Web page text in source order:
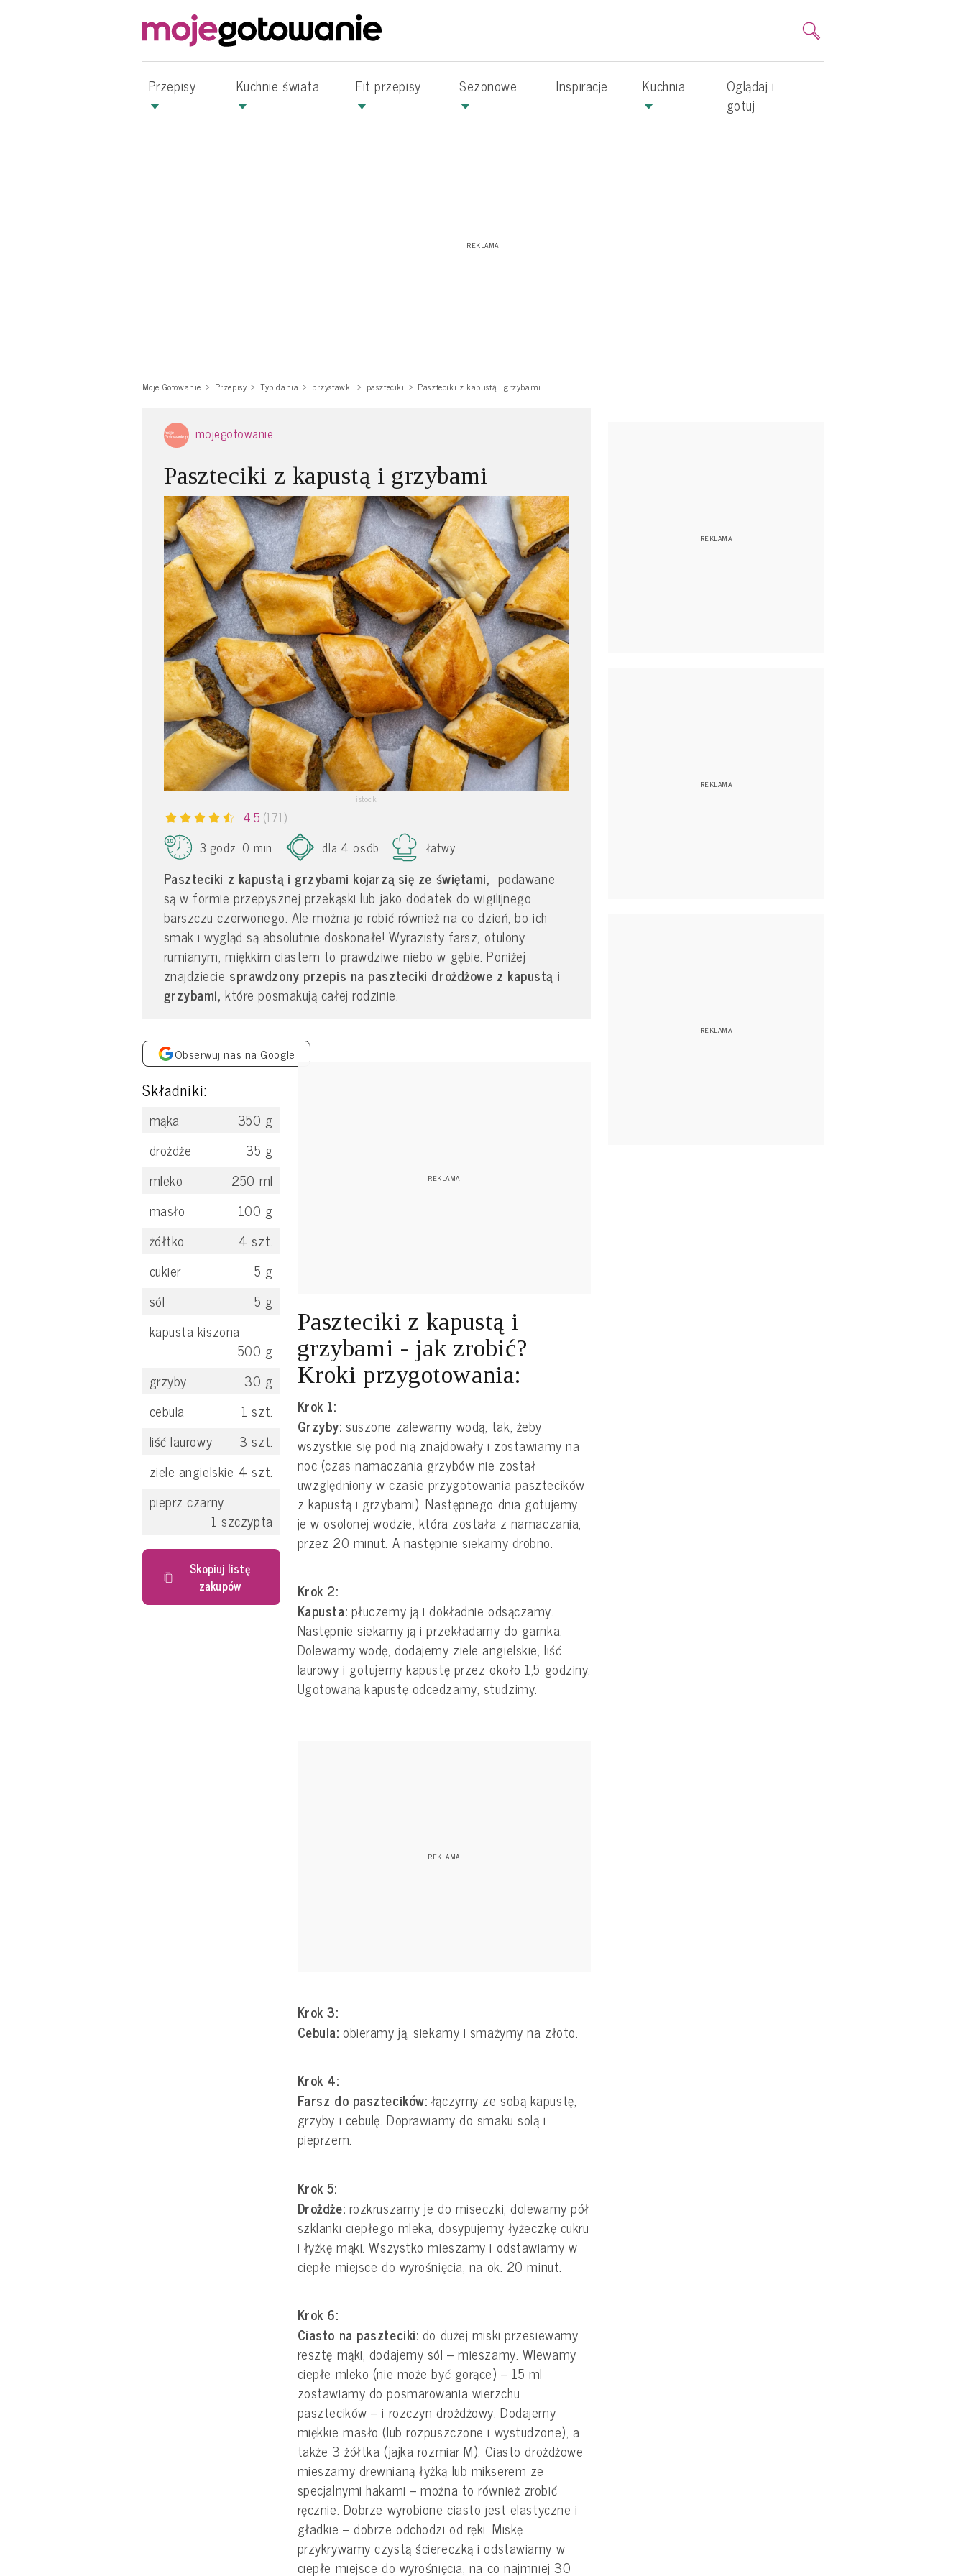
Przepisy Kuchnie świata Fit przepisy Sezonowe Inspiracje Kuchnia
Oglądaj i
gotuj
Moje Gotowanie Przepisy Typ dania przystawki paszteciki Paszteciki z kapustą i grzybami
mojegotowanie
Paszteciki z kapustą i grzybami
istock
4.5 (171)
3 godz. 0 min.
dla 4 osób łatwy
Paszteciki z kapustą i grzybami kojarzą się ze świętami, podawane
są w formie przepysznej przekąski lub jako dodatek do wigilijnego
barszczu czerwonego. Ale można je robić również na co dzień, bo ich
smak i wygląd są absolutnie doskonałe! Wyrazisty farsz, otulony
rumianym, miękkim ciastem to prawdziwe niebo w gębie. Poniżej
znajdziecie sprawdzony przepis na paszteciki drożdżowe z kapustą i
grzybami,które posmakują całej rodzinie.
Obserwuj nas na Google
Składniki:
mąka 350 g
drożdże
35 g
mleko
250 ml
masło
100 g
żółtko
4 szt.
cukier
5 g
sól
5 g
kapusta kiszona
500 g
grzyby
30 g
cebula
1 szt.
liść laurowy
3 szt.
ziele angielskie 4 szt.
pieprz czarny
1 szczypta
Skopiuj listę
zakupów
Paszteciki z kapustą i
grzybami - jak zrobić?
Kroki przygotowania:
Krok 1:
Grzyby:suszone zalewamy wodą, tak, żeby
wszystkie się pod nią znajdowały i zostawiamy na
noc (czas namaczania grzybów nie został
uwzględniony w czasie przygotowania pasztecików
z kapustą i grzybami). Następnego dnia gotujemy
je w osolonej wodzie, która została z namaczania,
przez 20 minut. A następnie siekamy drobno.
Krok 2:
Kapusta: płuczemy ją i dokładnie odsączamy.
Następnie siekamy ją i przekładamy do garnka.
Dolewamy wodę, dodajemy ziele angielskie, liść
laurowy i gotujemy kapustę przez około 1,5 godziny.
Ugotowaną kapustę odcedzamy, studzimy.
Krok 3:
Cebula: obieramy ją, siekamy i smażymy na złoto.
Krok 4:
Farsz do pasztecików: łączymy ze sobą kapustę,
grzyby i cebulę. Doprawiamy do smaku solą i
pieprzem.
Krok 5:
Drożdże: rozkruszamy je do miseczki, dolewamy pół
szklanki ciepłego mleka, dosypujemy łyżeczkę cukru
i łyżkę mąki. Wszystko mieszamy i odstawiamy w
ciepłe miejsce do wyrośnięcia, na ok. 20 minut.
Krok 6:
Ciasto na paszteciki: do dużej miski przesiewamy
resztę mąki, dodajemy sól – mieszamy. Wlewamy
ciepłe mleko (nie może być gorące) – 15 ml
zostawiamy do posmarowania wierzchu
pasztecików – i rozczyn drożdżowy. Dodajemy
miękkie masło (lub rozpuszczone i wystudzone), a
także 3 żółtka (jajka rozmiar M). Ciasto drożdżowe
mieszamy drewnianą łyżką lub mikserem ze
specjalnymi hakami – można to również zrobić
ręcznie. Dobrze wyrobione ciasto jest elastyczne i
gładkie – dobrze odchodzi od ręki. Miskę
przykrywamy czystą ściereczką i odstawiamy w
ciepłe miejsce do wyrośnięcia, na co najmniej 30